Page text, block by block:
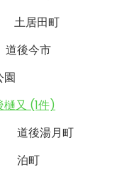
土居田町
道後今市
園
樋又 (1件)
道後湯月町
泊町